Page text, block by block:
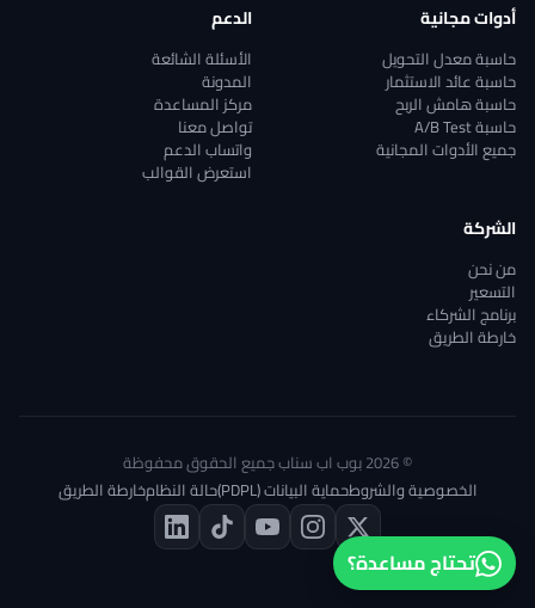
تحتاج مساعدة؟
أدوات مجانية
حاسبة معدل التحويل
حاسبة عائد الاستثمار
حاسبة هامش الربح
حاسبة A/B Test
جميع الأدوات المجانية
الدعم
الأسئلة الشائعة
المدونة
مركز المساعدة
تواصل معنا
واتساب الدعم
استعرض القوالب
الشركة
من نحن
التسعير
برنامج الشركاء
خارطة الطريق
© 2026 بوب اب سناب جميع الحقوق محفوظة
الخصوصية والشروطحماية البيانات (PDPL) حالة النظامخارطة الطريق